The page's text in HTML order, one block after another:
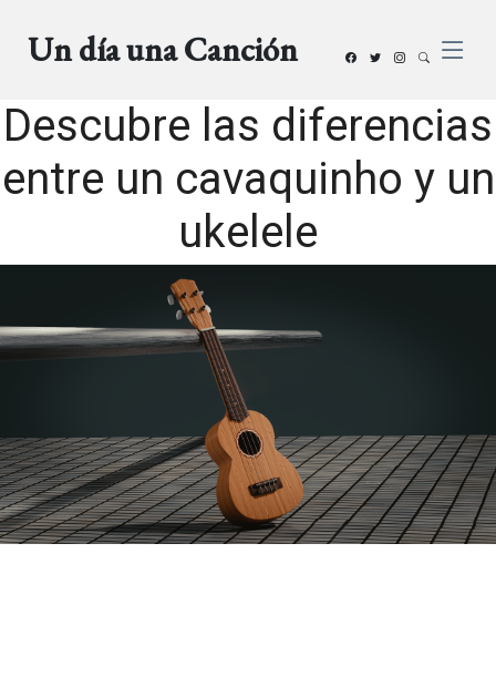
Un día una Canción
Descubre las diferencias
entre un cavaquinho y un
ukelele